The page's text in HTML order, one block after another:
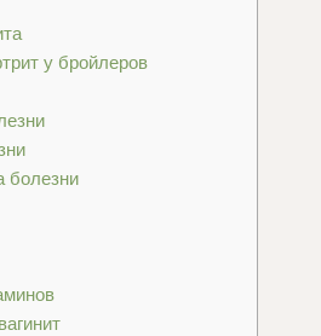
у бройлеров
болезни